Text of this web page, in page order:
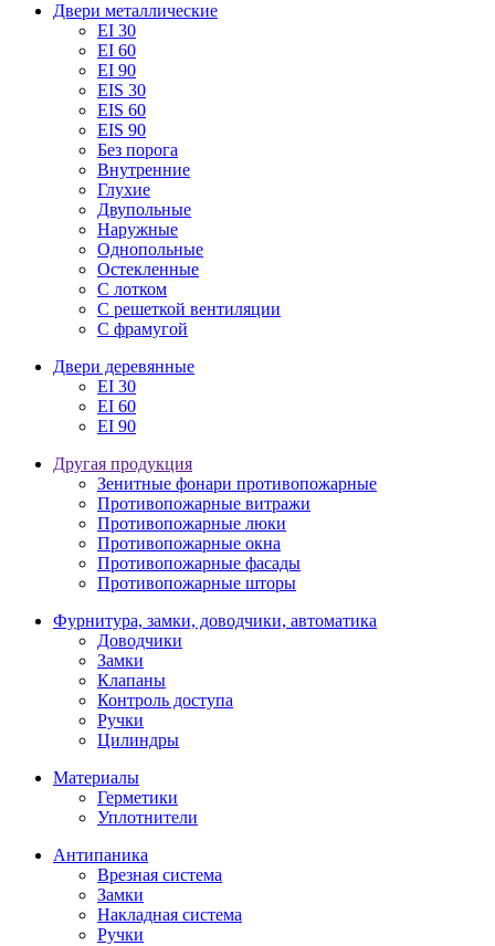
Двери металлические
EI 30
EI 60
EI 90
EIS 30
EIS 60
EIS 90
Без порога
Внутренние
Глухие
Двупольные
Наружные
Однопольные
Остекленные
С лотком
С решеткой вентиляции
С фрамугой
Двери деревянные
EI 30
EI 60
EI 90
Другая продукция
Зенитные фонари противопожарные
Противопожарные витражи
Противопожарные люки
Противопожарные окна
Противопожарные фасады
Противопожарные шторы
Фурнитура, замки, доводчики, автоматика
Доводчики
Замки
Клапаны
Контроль доступа
Ручки
Цилиндры
Материалы
Герметики
Уплотнители
Антипаника
Врезная система
Замки
Накладная система
Ручки